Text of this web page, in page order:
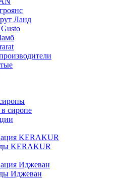
Ланд
сиропе
KERAKUR
KERAKUR
Иджеван
Иджеван